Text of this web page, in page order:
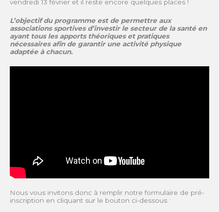
vendredi 13 février et il reste encore quelques places !
L’objectif du programme est de permettre aux
associations sportives d’investir le secteur de la santé en
ayant tous les apports théoriques et pratiques
nécessaires afin de garantir une activité physique
adaptée à chacun.
Nous vous invitons donc à remplir notre formulaire de pré-
inscription en cliquant sur le bouton ci-dessous :